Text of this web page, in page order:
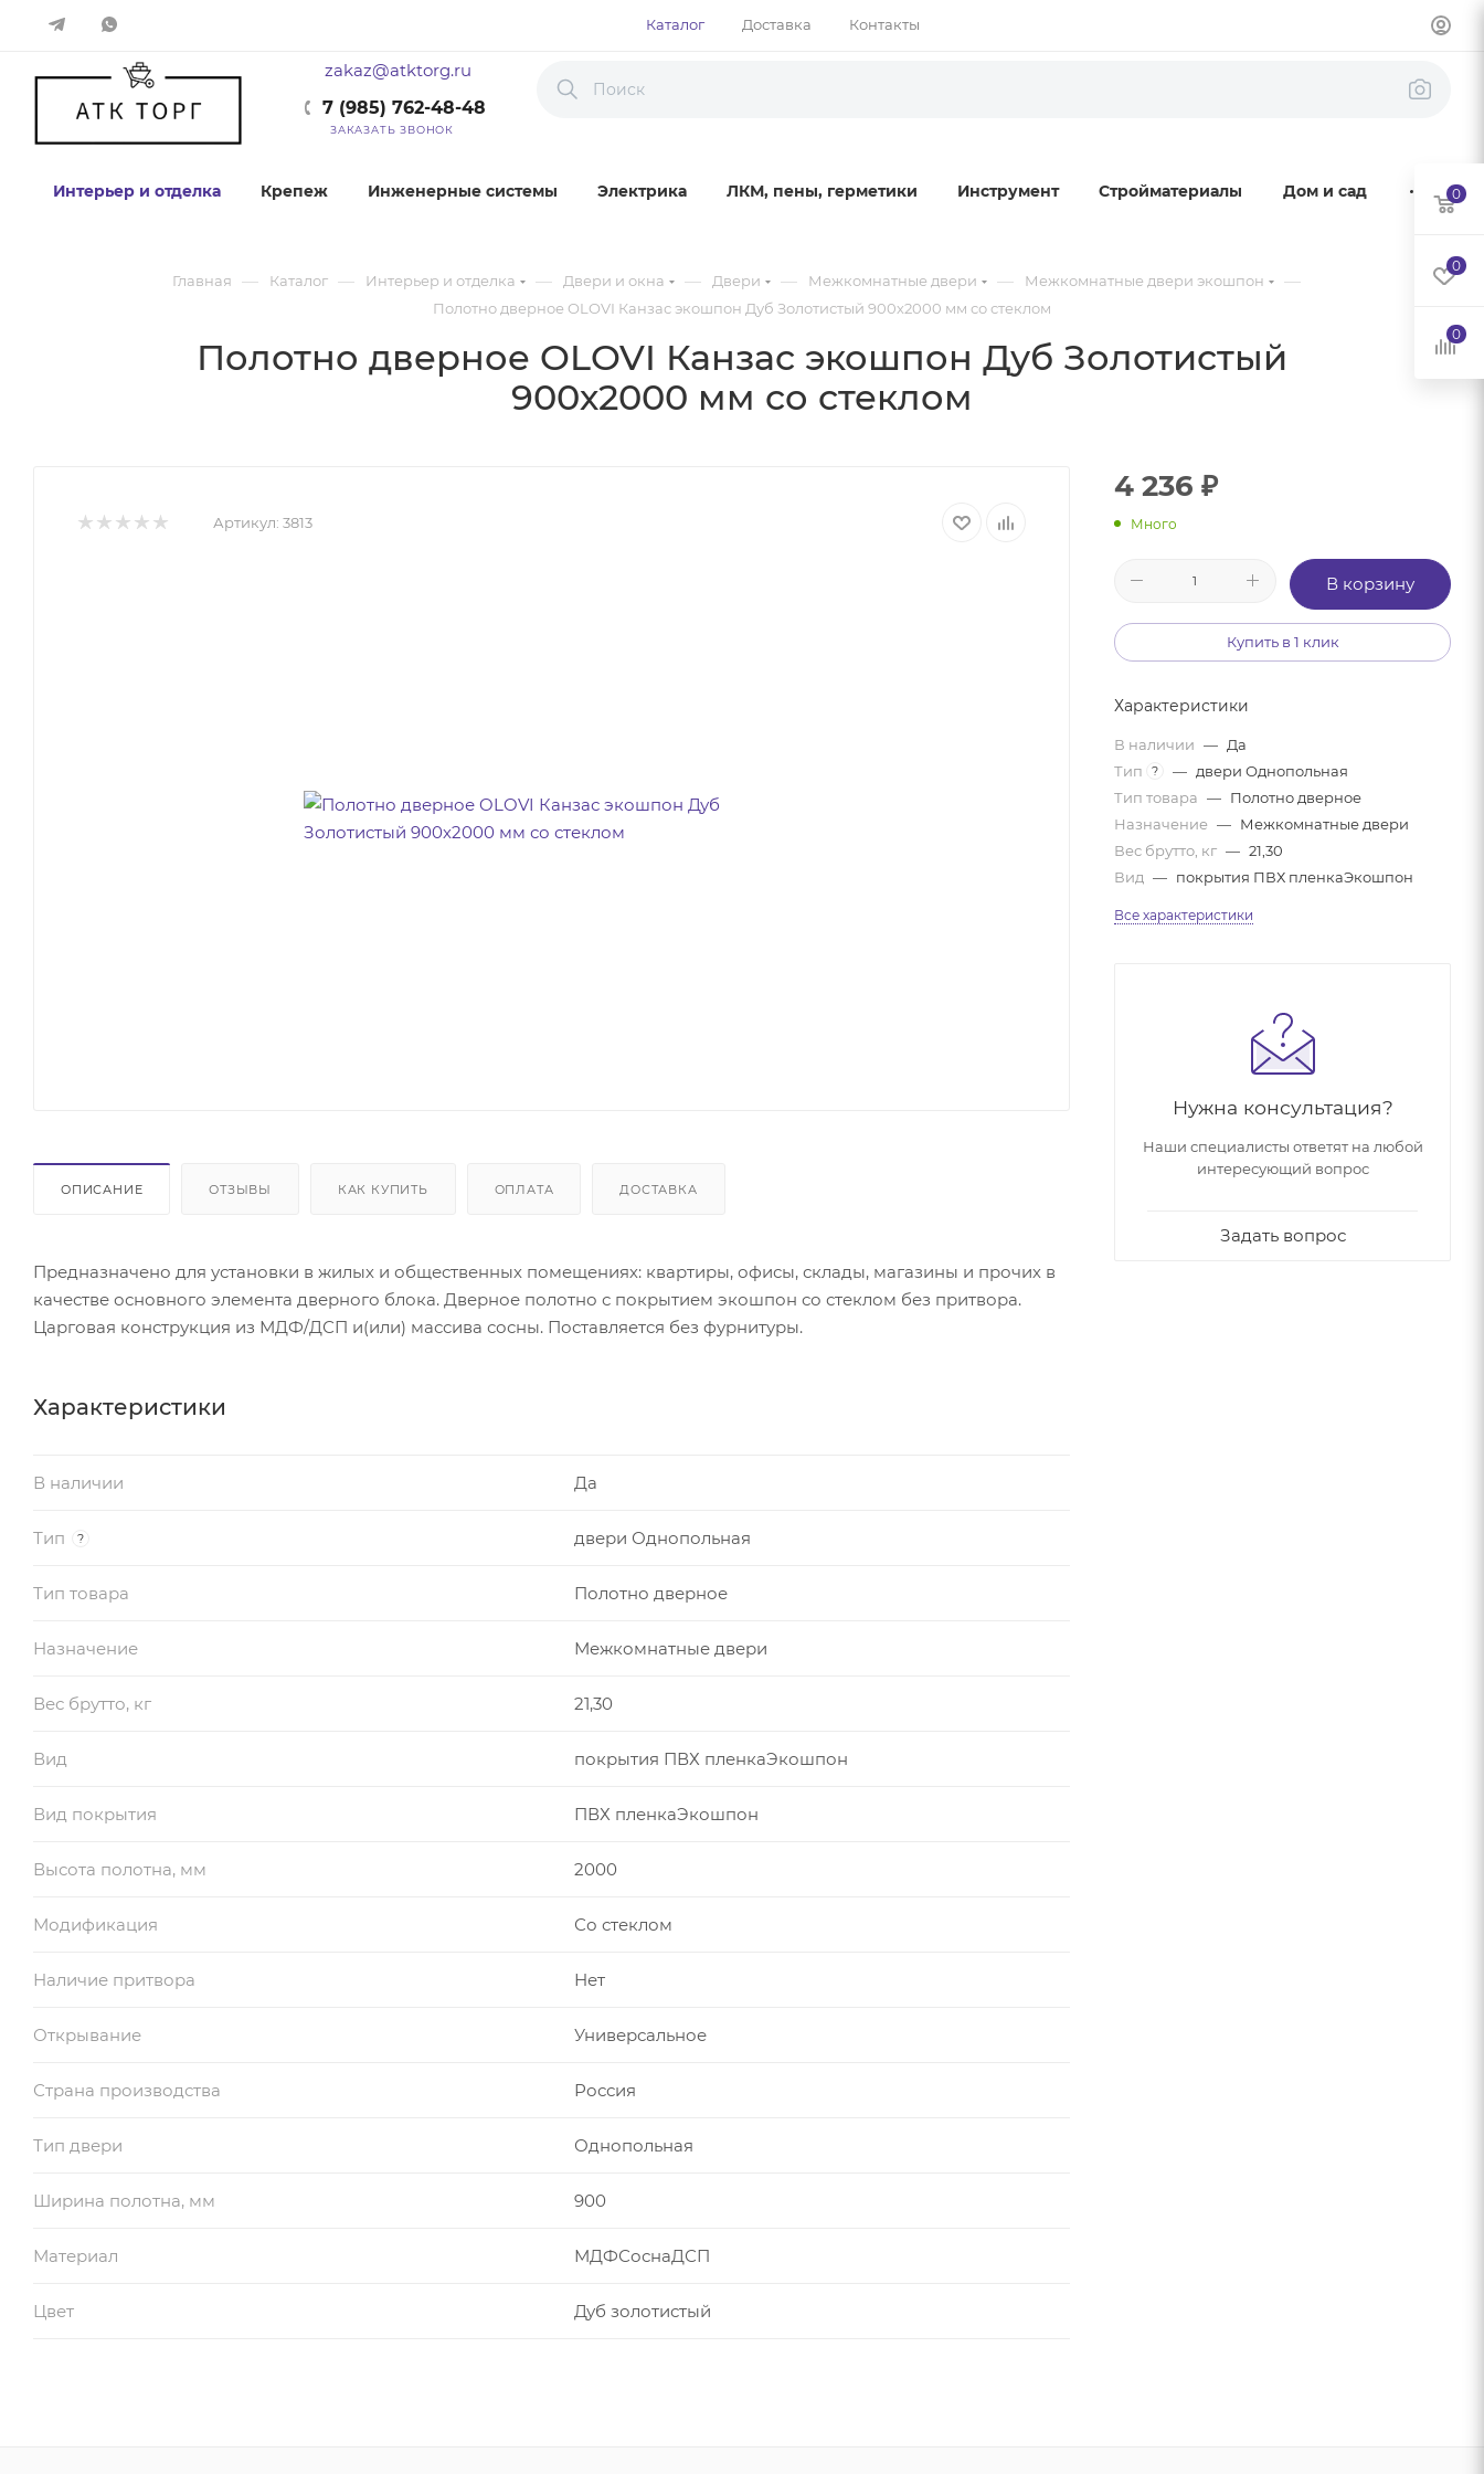
Каталог Доставка Контакты
zakaz@atktorg.ru
7 (985) 762-48-48
ЗАКАЗАТЬ ЗВОНОК
Интерьер и отделка Крепеж Инженерные системы Электрика ЛКМ, пены, герметики Инструмент Стройматериалы Дом и сад
Главная — Каталог — Интерьер и отделка — Двери и окна — Двери — Межкомнатные двери — Межкомнатные двери экошпон —
Полотно дверное OLOVI Канзас экошпон Дуб Золотистый 900х2000 мм со стеклом
Полотно дверное OLOVI Канзас экошпон Дуб Золотистый
900х2000 мм со стеклом
Артикул: 3813
ОПИСАНИЕ ОТЗЫВЫ КАК КУПИТЬ ОПЛАТА ДОСТАВКА
Предназначено для установки в жилых и общественных помещениях: квартиры, офисы, склады, магазины и прочих в
качестве основного элемента дверного блока. Дверное полотно с покрытием экошпон со стеклом без притвора.
Царговая конструкция из МДФ/ДСП и(или) массива сосны. Поставляется без фурнитуры.
Характеристики
В наличии Да
Тип ? двери Однопольная
Тип товара Полотно дверное
Назначение Межкомнатные двери
Вес брутто, кг 21,30
Вид покрытия ПВХ пленкаЭкошпон
Вид покрытия ПВХ пленкаЭкошпон
Высота полотна, мм 2000
Модификация Со стеклом
Наличие притвора Нет
Открывание Универсальное
Страна производства Россия
Тип двери Однопольная
Ширина полотна, мм 900
Материал МДФСоснаДСП
Цвет Дуб золотистый
4 236 ₽
Много
В корзину
Купить в 1 клик
Характеристики
В наличии — Да
Тип
? — двери Однопольная
Тип товара — Полотно дверное
Назначение — Межкомнатные двери
Вес брутто, кг — 21,30
Вид — покрытия ПВХ пленкаЭкошпон
Все характеристики
Нужна консультация?
Наши специалисты ответят на любой
интересующий вопрос
Задать вопрос
0
0
0